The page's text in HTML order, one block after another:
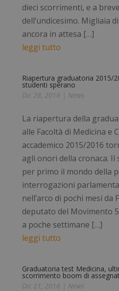
dieci scorrimenti, e a
dell’undicesimo. Migliaia
ancora in attesa […]
leggi tutto
Riapertura graduatoria 2015/
studenti sperano
Dic 28, 2016
News
La riapertura della
alle Facoltà di Medicina e
accademico 2015/2016
agli onori della cronaca. Il
per primo il mondo della
interrogazioni
nell’arco di pochi mesi da
deputato del Movimento
a poche settimane […]
leggi tutto
Graduatoria test Medicina,
scorrimento boom di
Dic 21, 2016
News